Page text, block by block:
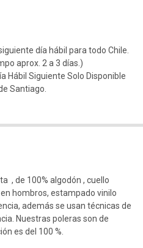
día hábil para todo Chile.
aprox. 2 a 3 días.)
Hábil Siguiente Solo Disponible
Santiago.
, de 100% algodón , cuello
hombros, estampado vinilo
además se usan técnicas de
Nuestras poleras son de
es del 100 %.